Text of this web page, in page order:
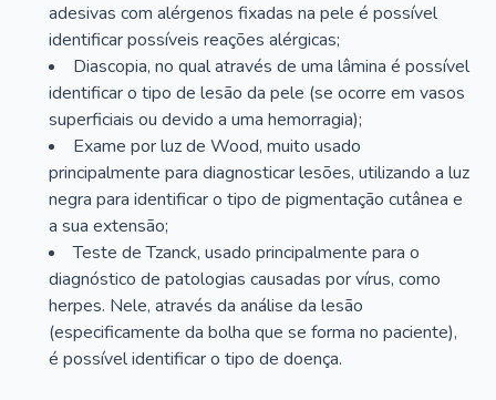
adesivas com alérgenos fixadas na pele é possível
identificar possíveis reações alérgicas;
Diascopia, no qual através de uma lâmina é possível
identificar o tipo de lesão da pele (se ocorre em vasos
superficiais ou devido a uma hemorragia);
Exame por luz de Wood, muito usado
principalmente para diagnosticar lesões, utilizando a luz
negra para identificar o tipo de pigmentação cutânea e
a sua extensão;
Teste de Tzanck, usado principalmente para o
diagnóstico de patologias causadas por vírus, como
herpes. Nele, através da análise da lesão
(especificamente da bolha que se forma no paciente),
é possível identificar o tipo de doença.